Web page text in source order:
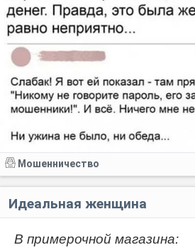
Мошенничество
Идеальная женщина
В примерочной магазина: